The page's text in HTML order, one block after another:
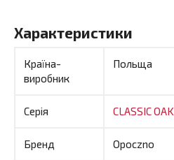
Характеристики
Країна-
виробник
Польща
Серія CLASSIC OAK
Бренд Opoczno